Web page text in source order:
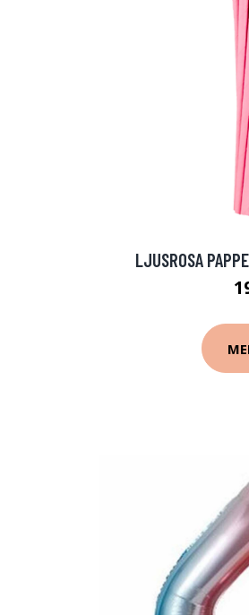
LJUSROSA